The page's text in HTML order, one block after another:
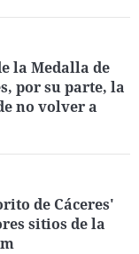
la Medalla de
por su parte, la
no volver a
de Cáceres'
sitios de la